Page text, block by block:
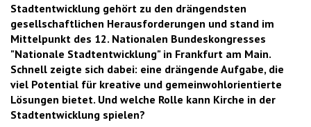
Stadtentwicklung gehört zu den drängendsten
gesellschaftlichen Herausforderungen und stand im
Mittelpunkt des 12. Nationalen Bundeskongresses
"Nationale Stadtentwicklung" in Frankfurt am Main.
Schnell zeigte sich dabei: eine drängende Aufgabe, die
viel Potential für kreative und gemeinwohlorientierte
Lösungen bietet. Und welche Rolle kann Kirche in der
Stadtentwicklung spielen?